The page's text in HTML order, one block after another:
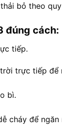
bỏ theo
đúng cách:
tiếp.
trực tiếp để
bì.
cháy để